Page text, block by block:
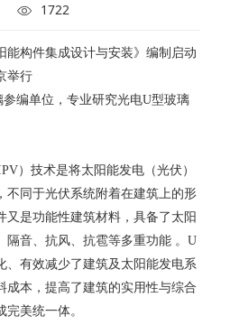
1722
能构件集成设计与安装》编制启动
举行
编单位，专业研究光电U型玻璃
）技术是将太阳能发电（光伏）
不同于光伏系统附着在建筑上的形
又是功能性建筑材料，具备了太阳
隔音、抗风、抗雹等多重功能 。U
、有效减少了建筑及太阳能发电系
成本，提高了建筑的实用性与综合
美统一体。